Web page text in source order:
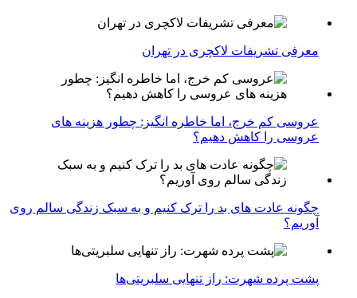
معرفی تشریفات لاکچری در تهران
عروسی کم خرج، اما خاطره انگیز: چطور هزینه های
عروسی را کاهش دهیم؟
چگونه عادت‌ های بد را ترک کنیم و به سبک زندگی سالم روی
آوریم؟
پشت پرده شهرت: راز تنهایی سلبریتی‌ها